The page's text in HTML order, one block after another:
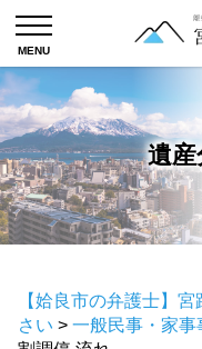
遺産
【姶良市の弁護士】
さい > 一般民事・家事